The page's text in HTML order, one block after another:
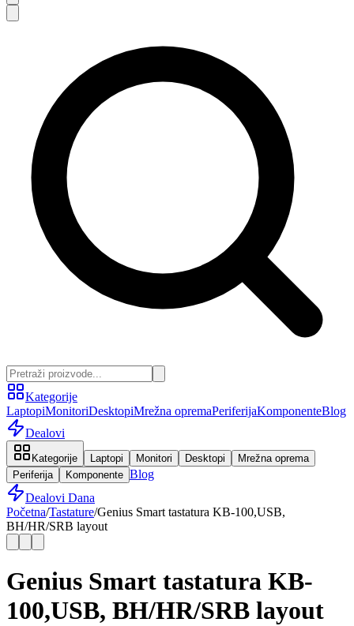
Kategorije
LaptopiMonitoriDesktopiMrežna opremaPeriferijaKomponenteBlog
Dealovi
Kategorije Laptopi Monitori Desktopi
Mrežna oprema
Periferija
Komponente Blog
Dealovi Dana
Početna/Tastature/Genius Smart tastatura KB-100,USB,
BH/HR/SRB layout
Genius Smart tastatura KB-
100,USB, BH/HR/SRB layout